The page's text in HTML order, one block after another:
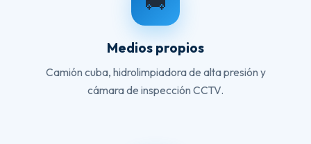
Medios propios
Camión cuba, hidrolimpiadora de alta presión y
cámara de inspección CCTV.